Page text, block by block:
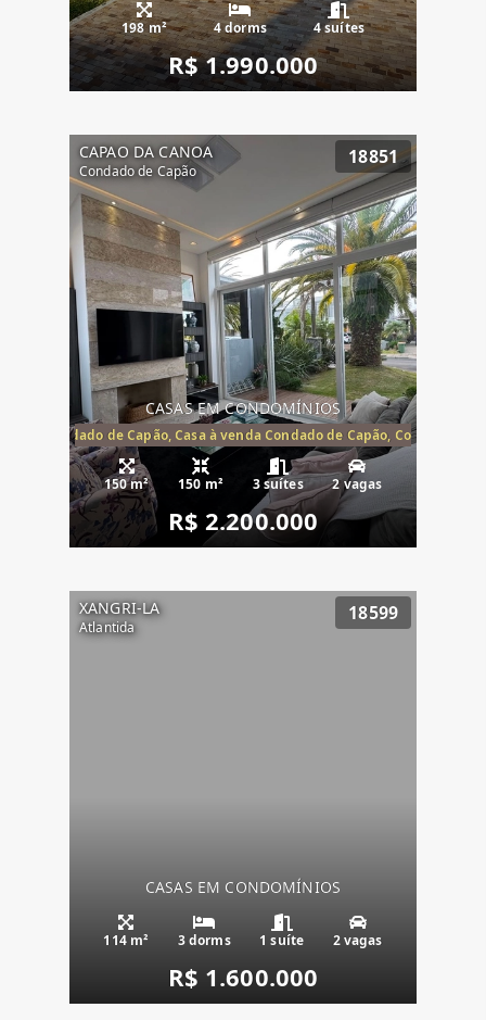
198 m² 4 dorms 4 suítes
R$ 1.990.000
CAPAO DA CANOA
Condado de Capão
18851
CASAS EM CONDOMÍNIOS
Condado de Capão, Casa à venda Condado de Capão, Condomínio
150 m² 150 m² 3 suítes 2 vagas
R$ 2.200.000
XANGRI-LA
Atlantida
18599
CASAS EM CONDOMÍNIOS
114 m² 3 dorms 1 suíte 2 vagas
R$ 1.600.000